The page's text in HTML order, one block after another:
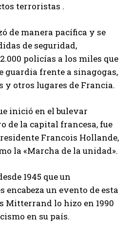
terroristas .
de manera pacífica y se
de seguridad,
policías a los miles que
guardia frente a sinagogas,
y otros lugares de Francia.
inició en el bulevar
de la capital francesa, fue
Francois Hollande,
la «Marcha de la unidad».
1945 que un
un evento de esta
Mitterrand lo hizo en 1990
en su país.